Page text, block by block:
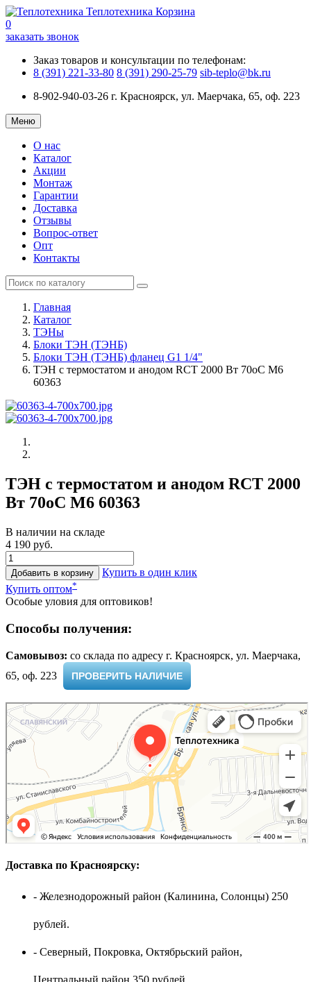
Теплотехника Корзина
0
заказать звонок
Заказ товаров и консультации по телефонам:
8 (391) 221-33-80 8 (391) 290-25-79 sib-teplo@bk.ru
8-902-940-03-26 г. Красноярск, ул. Маерчака, 65, оф. 223
Меню
О нас
Каталог
Акции
Монтаж
Гарантии
Доставка
Отзывы
Вопрос-ответ
Опт
Контакты
Главная
Каталог
ТЭНы
Блоки ТЭН (ТЭНБ)
Блоки ТЭН (ТЭНБ) фланец G1 1/4"
ТЭН с термостатом и анодом RCT 2000 Вт 70oС М6
60363
ТЭН с термостатом и анодом RCT 2000
Вт 70oС М6 60363
В наличии на складе
4 190 руб.
Добавить в корзину
Купить в один клик
Купить оптом*
Особые уловия для оптовиков!
Способы получения:
Самовывоз: cо склада по адресу г. Красноярск, ул. Маерчака,
65, оф. 223 ​
ПРОВЕРИТЬ НАЛИЧИЕ
Доставка по Красноярску:
- Железнодорожный район (Калинина, Солонцы) 250
рублей.
- Северный, Покровка, Октябрьский район,
Центральный район 350 рублей